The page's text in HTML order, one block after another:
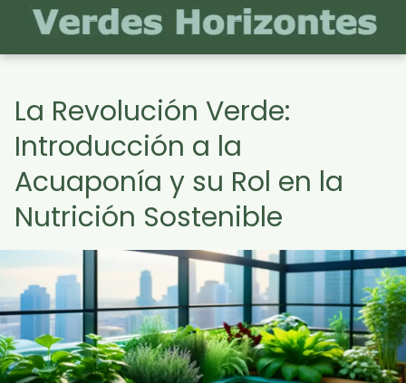
La Revolución Verde:
Introducción a la
Acuaponía y su Rol en la
Nutrición Sostenible